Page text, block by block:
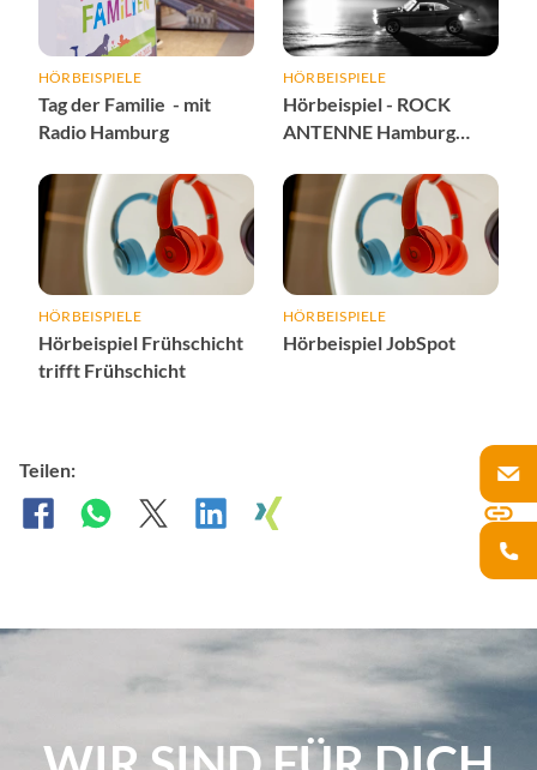
HÖRBEISPIELE
Tag der Familie - mit
Radio Hamburg
HÖRBEISPIELE
Hörbeispiel - ROCK
ANTENNE Hamburg
HÖRBEISPIELE
Hörbeispiel Frühschicht
trifft Frühschicht
HÖRBEISPIELE
Hörbeispiel JobSpot
Teilen: